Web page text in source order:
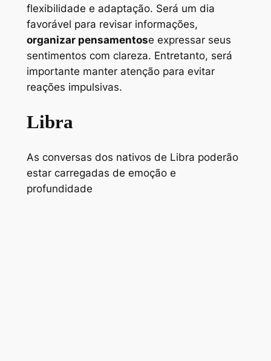
flexibilidade e adaptação. Será um dia
favorável para revisar informações,
organizar pensamentose expressar seus
sentimentos com clareza. Entretanto, será
importante manter atenção para evitar
reações impulsivas.
Libra
As conversas dos nativos de Libra poderão
estar carregadas de emoção e
profundidade